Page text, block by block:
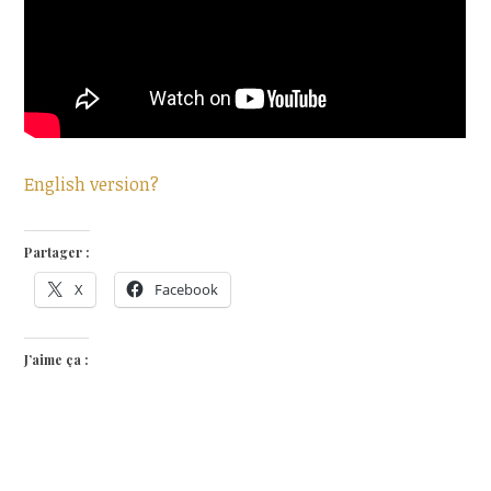
English version?
Partager :
X Facebook
J’aime ça :